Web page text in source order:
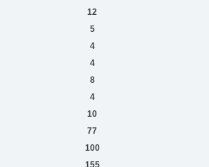
12
5
4
4
8
4
10
77
100
155